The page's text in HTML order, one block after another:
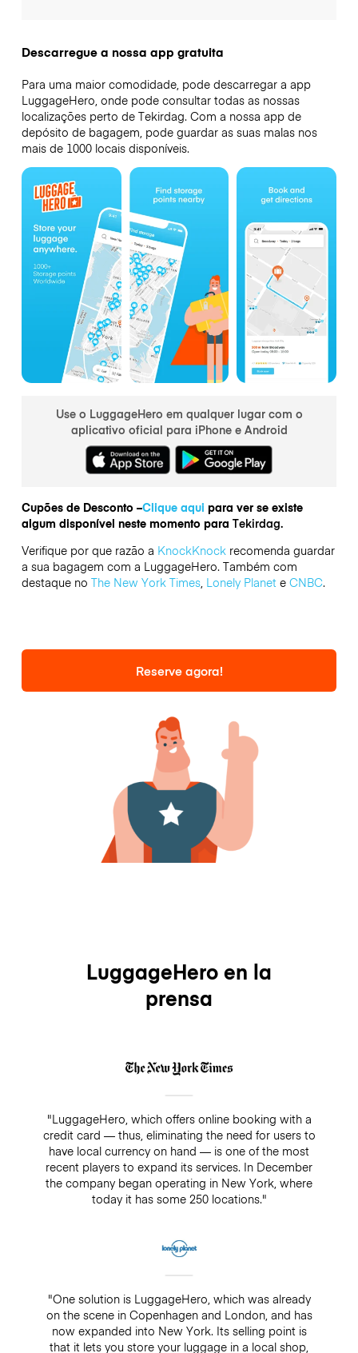
Descarregue a nossa app gratuita
Para uma maior comodidade, pode descarregar a app
LuggageHero, onde pode consultar todas as nossas
localizações perto de Tekirdag. Com a nossa app de
depósito de bagagem, pode guardar as suas malas nos
mais de 1000 locais disponíveis.
Use o LuggageHero em qualquer lugar com o
aplicativo oficial para iPhone e Android
Cupões de Desconto –Clique aqui para ver se existe
algum disponível neste momento para Tekirdag.
Verifique por que razão a KnockKnockrecomenda guardar
a sua bagagem com a LuggageHero. Também com
destaque no The New York Times, Lonely Planete CNBC.
Reserve agora!
LuggageHero en la
prensa
"LuggageHero, which offers online booking with a
credit card — thus, eliminating the need for users to
have local currency on hand — is one of the most
recent players to expand its services. In December
the company began operating in New York, where
today it has some 250 locations."
"One solution is LuggageHero, which was already
on the scene in Copenhagen and London, and has
now expanded into New York. Its selling point is
that it lets you store your luggage in a local shop,